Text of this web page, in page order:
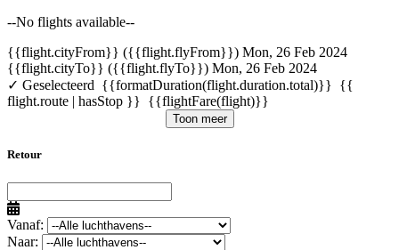
--No flights available--
{{flight.cityFrom}} ({{flight.flyFrom}}) Mon, 26 Feb 2024
{{flight.cityTo}} ({{flight.flyTo}}) Mon, 26 Feb 2024
✓ Geselecteerd {{formatDuration(flight.duration.total)}} {{
flight.route | hasStop }} {{flightFare(flight)}}
Toon meer
Retour
Vanaf:
Naar: